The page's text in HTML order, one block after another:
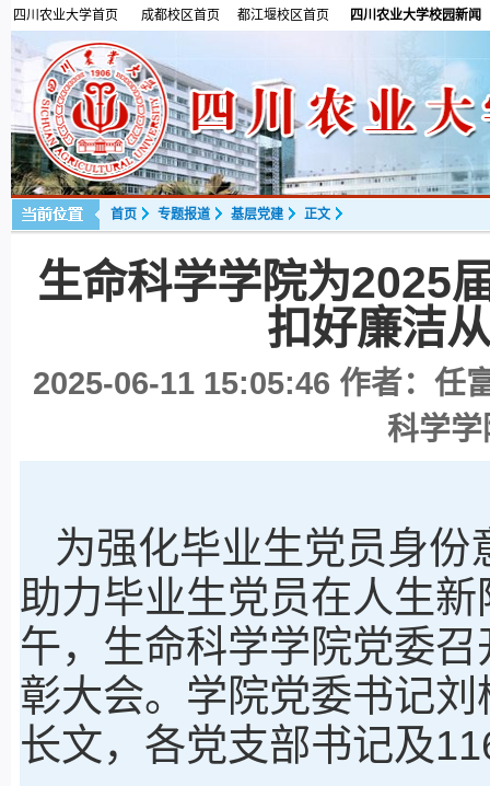
四川农业大学首页 成都校区首页 都江堰校区首页 四川农业大学校园新闻
首页 专题报道 基层党建 正文
生命科学学院为2025
扣好廉洁
2025-06-11 15:05:46 作者：任
科学
为强化毕业生党员身
助力毕业生党员在人生
午，生命科学学院党委
彰大会。学院党委书记
长文，各党支部书记及